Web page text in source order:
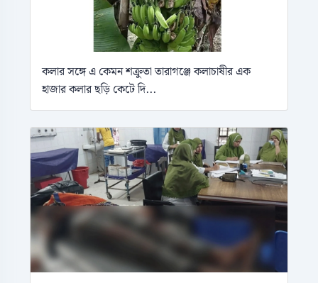
কলার সঙ্গে এ কেমন শক্রুতা তারাগঞ্জে কলাচাষীর এক
হাজার কলার ছড়ি কেটে দি...